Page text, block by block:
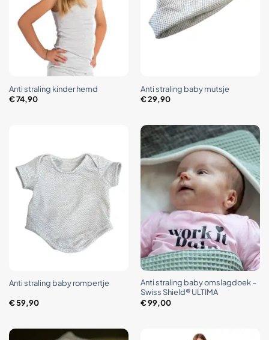
Anti straling kinder hemd
€74,90
Anti straling baby mutsje
€29,90
Anti straling baby rompertje
€59,90
Anti straling baby omslagdoek –
Swiss Shield® ULTIMA
€99,00